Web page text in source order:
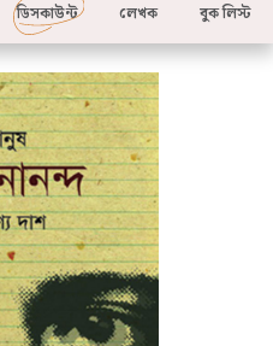
লেখক
ডিসকাউন্ট বুক লিস্ট